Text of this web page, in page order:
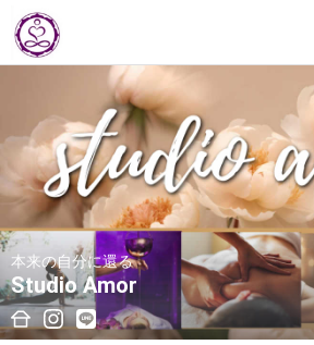
本来の自分に還る
Studio Amor